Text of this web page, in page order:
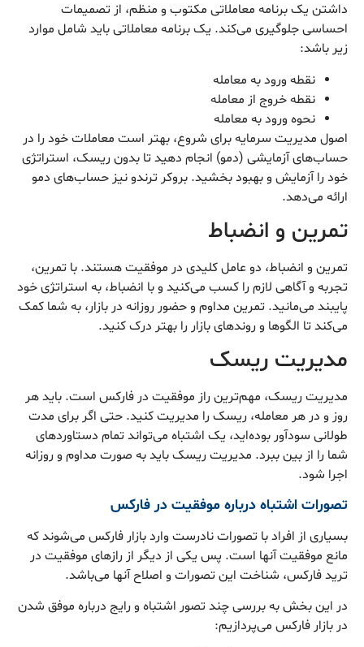
داشتن یک برنامه معاملاتی مکتوب و منظم، از تصمیمات
احساسی جلوگیری می‌کند. یک برنامه معاملاتی باید شامل موارد
زیر باشد:
نقطه ورود به معامله
نقطه خروج از معامله
نحوه ورود به معامله
اصول مدیریت سرمایه برای شروع، بهتر است معاملات خود را در
حساب‌های آزمایشی (دمو) انجام دهید تا بدون ریسک، استراتژی
خود را آزمایش و بهبود بخشید. بروکر ترندو نیز حساب‌های دمو
ارائه می‌دهد.
تمرین و انضباط
تمرین و انضباط، دو عامل کلیدی در موفقیت هستند. با تمرین،
تجربه و آگاهی لازم را کسب می‌کنید و با انضباط، به استراتژی خود
پایبند می‌مانید. تمرین مداوم و حضور روزانه در بازار، به شما کمک
می‌کند تا الگوها و روندهای بازار را بهتر درک کنید.
مدیریت ریسک
مدیریت ریسک، مهم‌ترین راز موفقیت در فارکس است. باید هر
روز و در هر معامله، ریسک را مدیریت کنید. حتی اگر برای مدت
طولانی سودآور بوده‌اید، یک اشتباه می‌تواند تمام دستاوردهای
شما را از بین ببرد. مدیریت ریسک باید به صورت مداوم و روزانه
اجرا شود.
تصورات اشتباه درباره موفقیت در فارکس
بسیاری از افراد با تصورات نادرست وارد بازار فارکس می‌شوند که
مانع موفقیت آنها است. پس یکی از دیگر از رازهای موفقیت در
ترید فارکس، شناخت این تصورات و اصلاح آنها می‌باشد.
در این بخش به بررسی چند تصور اشتباه و رایج درباره موفق شدن
در بازار فارکس می‌پردازیم: